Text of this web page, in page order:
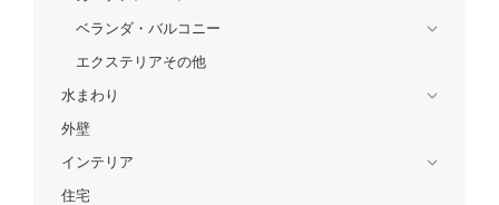
ベランダ・バルコニー
エクステリアその他
水まわり
外壁
インテリア
住宅